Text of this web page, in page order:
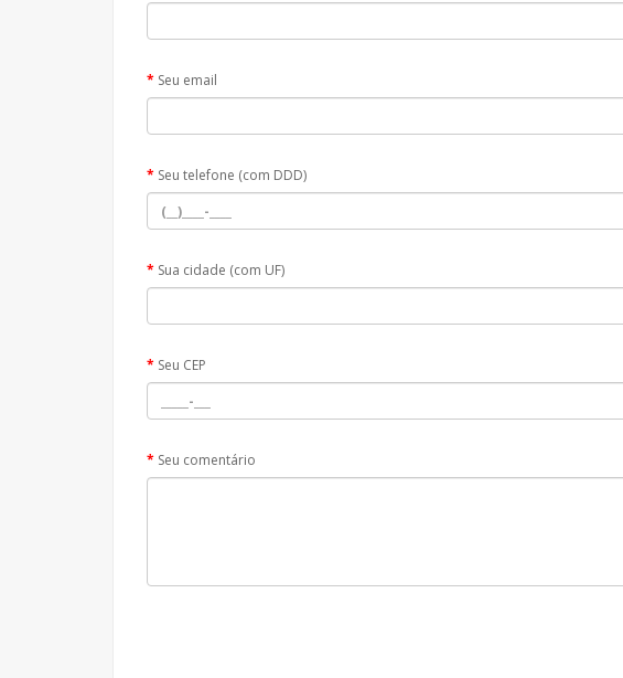
Seu email
Seu telefone (com DDD)
Sua cidade (com UF)
Seu CEP
Seu comentário